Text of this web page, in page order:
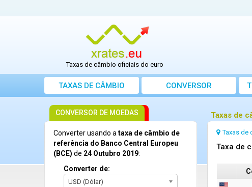
Taxas de câmbio oficiais do euro
TAXAS DE CÂMBIO CONVERSOR
Taxas de
Taxas de
Taxa de
CONVERSOR DE MOEDAS
Converter usando ataxa de câmbio de
referência do Banco Central Europeu
(BCE) de 24 Outubro 2019:
Converter de:
USD (Dólar)